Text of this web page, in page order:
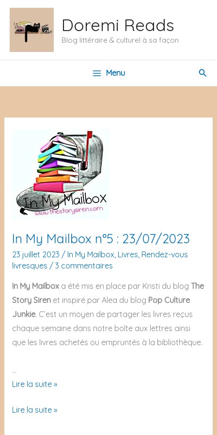
Aller
contenu
Doremi Reads
Blog littéraire & culturel à sa façon
Menu
In My Mailbox n°5 : 23/07/2023
23 juillet 2023 / In My Mailbox, Livres, Rendez-vous
livresques / 3 commentaires
In My Mailbox a été mis en place par Kristi du blog The
Story Sirenet inspiré par Alea du blog Pop Culture
Junkie. C’est un moyen de partager les livres reçus
chaque semaine dans notre boîte aux lettres ainsi
que les livres achetés ou empruntés à la bibliothèque.
…
In
Mailbox
Lire la suite »
In
Lire la suite »